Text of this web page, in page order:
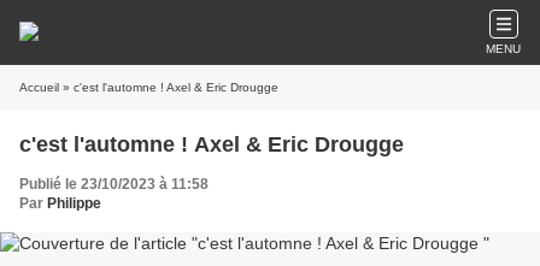
MENU
Accueil » c'est l'automne ! Axel & Eric Drougge
c'est l'automne ! Axel & Eric Drougge
Publié le 23/10/2023 à 11:58
Par Philippe